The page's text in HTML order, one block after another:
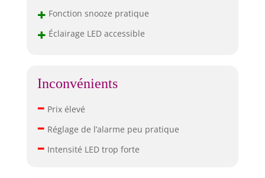
+ Fonction snooze pratique
+ Éclairage LED accessible
Inconvénients
– Prix élevé
– Réglage de l’alarme peu pratique
– Intensité LED trop forte